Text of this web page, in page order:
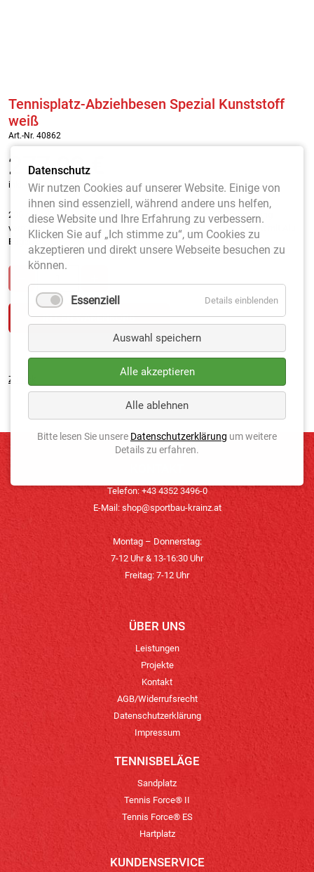
Tennisplatz-Abziehbesen Spezial Kunststoff
weiß
Art.-Nr. 40862
277,00
inkl. MwSt. / zzgl. Versandkosten
200 cm mit Kunststoffbesatz.2 Zusatzgewichte zur Beschwerung
vermeiden jegliches Hoppeln und Springen des Besens. Komplett mit Alu-
Bügel.
Zurück
Telefon: +43 4352 3496-0
E-Mail:shop@sportbau-krainz.at
Montag – Donnerstag:
7-12 Uhr & 13-16:30 Uhr
Freitag: 7-12 Uhr
ÜBER UNS
Leistungen
Projekte
Kontakt
AGB/Widerrufsrecht
Datenschutzerklärung
Impressum
TENNISBELÄGE
Sandplatz
Tennis Force® II
Tennis Force® ES
Hartplatz
KUNDENSERVICE
Datenschutz
Wir nutzen Cookies auf unserer Website. Einige von
ihnen sind essenziell, während andere uns helfen,
diese Website und Ihre Erfahrung zu verbessern.
Klicken Sie auf „Ich stimme zu“, um Cookies zu
akzeptieren und direkt unsere Webseite besuchen zu
können.
Essenziell Details einblenden
Auswahl speichern
Alle akzeptieren
Alle ablehnen
Bitte lesen Sie unsere Datenschutzerklärung um weitere
Details zu erfahren.